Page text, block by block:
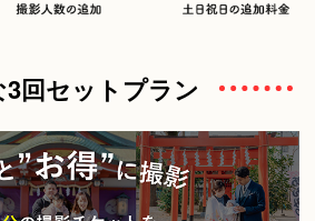
3回セットプラン